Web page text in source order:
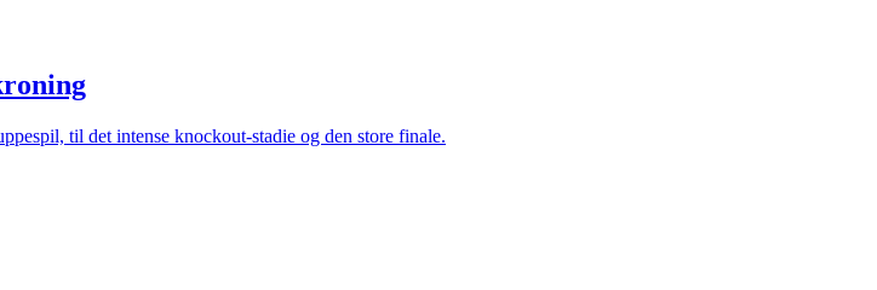
til det intense knockout-stadie og den store finale.